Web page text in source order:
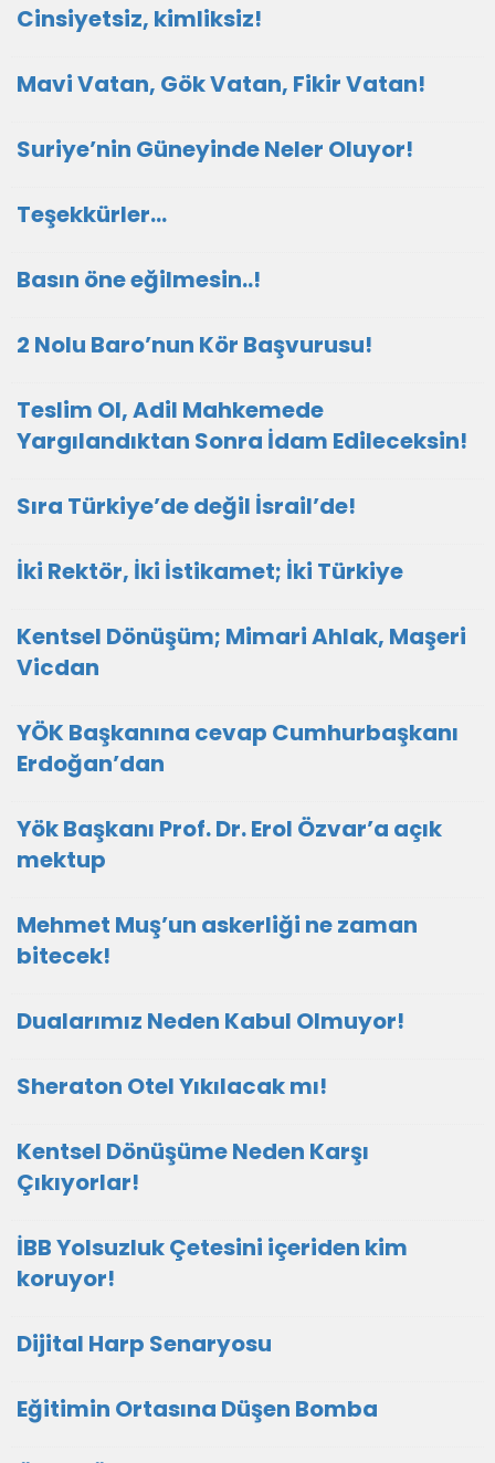
Cinsiyetsiz, kimliksiz!
Mavi Vatan, Gök Vatan, Fikir Vatan!
Suriye’nin Güneyinde Neler Oluyor!
Teşekkürler…
Basın öne eğilmesin..!
2 Nolu Baro’nun Kör Başvurusu!
Teslim Ol, Adil Mahkemede
Yargılandıktan Sonra İdam Edileceksin!
Sıra Türkiye’de değil İsrail’de!
İki Rektör, İki İstikamet; İki Türkiye
Kentsel Dönüşüm; Mimari Ahlak, Maşeri
Vicdan
YÖK Başkanına cevap Cumhurbaşkanı
Erdoğan’dan
Yök Başkanı Prof. Dr. Erol Özvar’a açık
mektup
Mehmet Muş’un askerliği ne zaman
bitecek!
Dualarımız Neden Kabul Olmuyor!
Sheraton Otel Yıkılacak mı!
Kentsel Dönüşüme Neden Karşı
Çıkıyorlar!
İBB Yolsuzluk Çetesini içeriden kim
koruyor!
Dijital Harp Senaryosu
Eğitimin Ortasına Düşen Bomba